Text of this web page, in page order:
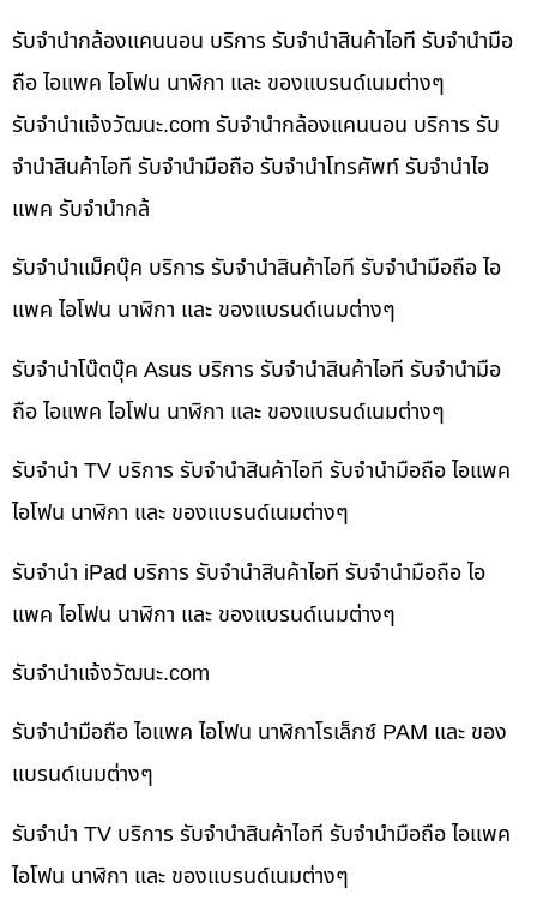
รับจำนำกล้องแคนนอน บริการ รับจำนำสินค้าไอที รับจำนำมือ
ถือ ไอแพค ไอโฟน นาฬิกา และ ของแบรนด์เนมต่างๆ
รับจํานําแจ้งวัฒนะ.com รับจำนำกล้องแคนนอน บริการ รับ
จำนำสินค้าไอที รับจำนำมือถือ รับจำนำโทรศัพท์ รับจำนำไอ
แพค รับจำนำกล้
รับจำนำแม็คบุ๊ค บริการ รับจำนำสินค้าไอที รับจำนำมือถือ ไอ
แพค ไอโฟน นาฬิกา และ ของแบรนด์เนมต่างๆ
รับจำนำโน๊ตบุ๊ค Asus บริการ รับจำนำสินค้าไอที รับจำนำมือ
ถือ ไอแพค ไอโฟน นาฬิกา และ ของแบรนด์เนมต่างๆ
รับจำนำ TV บริการ รับจำนำสินค้าไอที รับจำนำมือถือ ไอแพค
ไอโฟน นาฬิกา และ ของแบรนด์เนมต่างๆ
รับจำนำ iPad บริการ รับจำนำสินค้าไอที รับจำนำมือถือ ไอ
แพค ไอโฟน นาฬิกา และ ของแบรนด์เนมต่างๆ
รับจํานําแจ้งวัฒนะ.com
รับจำนำมือถือ ไอแพค ไอโฟน นาฬิกาโรเล็กซ์ PAM และ ของ
แบรนด์เนมต่างๆ
รับจำนำ TV บริการ รับจำนำสินค้าไอที รับจำนำมือถือ ไอแพค
ไอโฟน นาฬิกา และ ของแบรนด์เนมต่างๆ